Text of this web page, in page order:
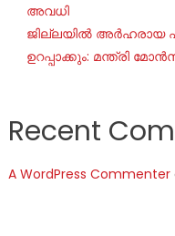
അവധി
ജില്ലയില്‍ അര്‍ഹരായ
ഉറപ്പാക്കും: മന്ത്രി
Recent
A WordPress Commenter